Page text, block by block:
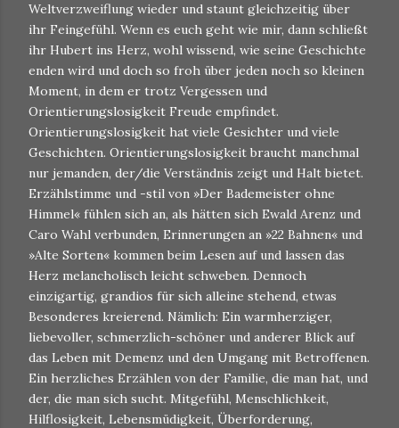
Weltverzweiflung wieder und staunt gleichzeitig über
ihr Feingefühl. Wenn es euch geht wie mir, dann schließt
ihr Hubert ins Herz, wohl wissend, wie seine Geschichte
enden wird und doch so froh über jeden noch so kleinen
Moment, in dem er trotz Vergessen und
Orientierungslosigkeit Freude empfindet.
Orientierungslosigkeit hat viele Gesichter und viele
Geschichten. Orientierungslosigkeit braucht manchmal
nur jemanden, der/die Verständnis zeigt und Halt bietet.
Erzählstimme und -stil von »Der Bademeister ohne
Himmel« fühlen sich an, als hätten sich Ewald Arenz und
Caro Wahl verbunden, Erinnerungen an »22 Bahnen« und
»Alte Sorten« kommen beim Lesen auf und lassen das
Herz melancholisch leicht schweben. Dennoch
einzigartig, grandios für sich alleine stehend, etwas
Besonderes kreierend. Nämlich: Ein warmherziger,
liebevoller, schmerzlich-schöner und anderer Blick auf
das Leben mit Demenz und den Umgang mit Betroffenen.
Ein herzliches Erzählen von der Familie, die man hat, und
der, die man sich sucht. Mitgefühl, Menschlichkeit,
Hilflosigkeit, Lebensmüdigkeit, Überforderung,